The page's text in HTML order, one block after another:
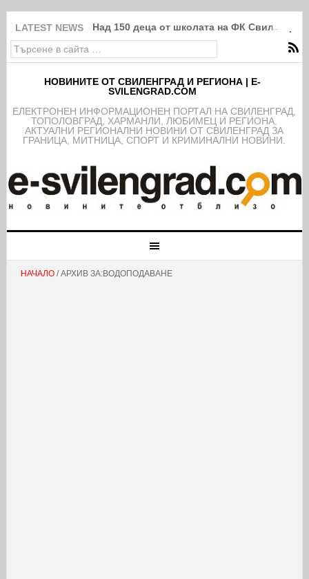
LATEST NEWS Над 150 деца от школата на ФК
НОВИНИТЕ ОТ СВИЛЕНГРАД И РЕГИОНА | E-
SVILENGRAD.COM
EЛЕКТРОНЕН ИНФОРМАЦИОНЕН ПОРТАЛ НА СВИЛЕНГРАД,
ТОПОЛОВГРАД, ХАРМАНЛИ, ЛЮБИМЕЦ И РЕГИОНА.
АКТУАЛНИ РЕГИОНАЛНИ НОВИНИ ОТ СВИЛЕНГРАД ЗА
ГРАНИЦА, МИТНИЦА, СПОРТ И КРИМИНАЛНИ НОВИНИ.
НАЧАЛО/ АРХИВ ЗА:ВОДОПОДАВАНЕ